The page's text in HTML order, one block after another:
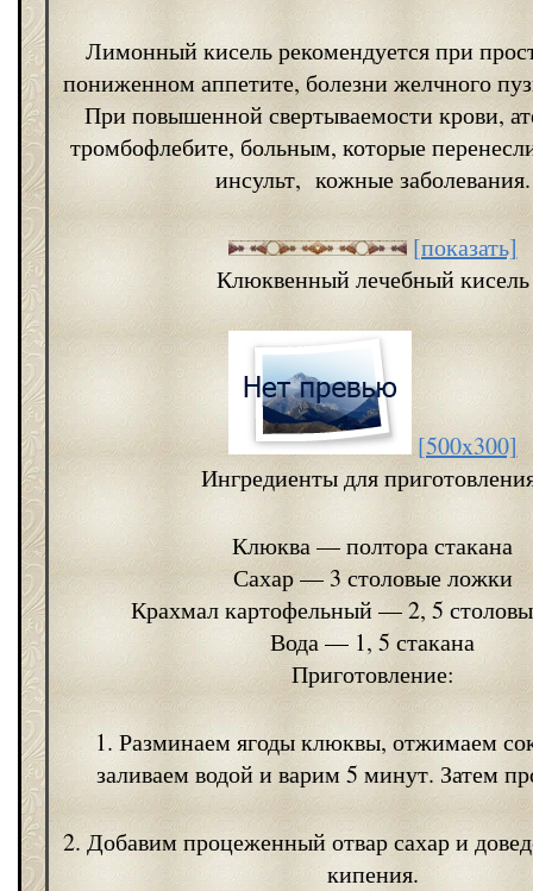
Лимонный кисель рекомендуется при
пониженном аппетите, болезни желчного
При повышенной свертываемости крови,
тромбофлебите, больным, которые
инсульт, кожные заболевания.
[показать]
Клюквенный лечебный кисель
[500x300]
Ингредиенты для
Клюква — полтора стакана
Сахар — 3 столовые ложки
Крахмал картофельный — 2, 5
Вода — 1, 5 стакана
Приготовление:
1. Разминаем ягоды клюквы, отжимаем
заливаем водой и варим 5 минут. Затем
2. Добавим процеженный отвар сахар и
кипения.